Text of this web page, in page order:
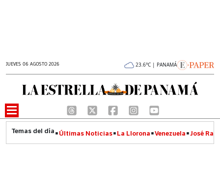
JUEVES 06 AGOSTO 2026 23.6°C | PANAMÁ
Últimas Noticias La Llorona Venezuela José